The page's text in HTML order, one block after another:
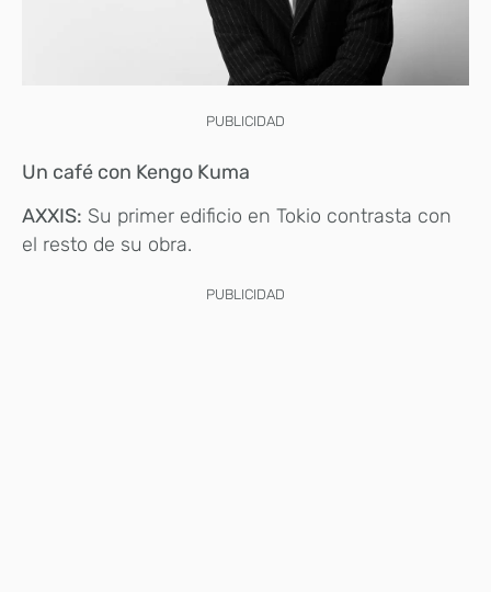
PUBLICIDAD
Un café con Kengo Kuma
AXXIS: Su primer edificio en Tokio contrasta con
el resto de su obra.
PUBLICIDAD